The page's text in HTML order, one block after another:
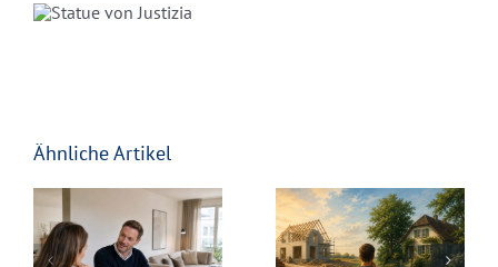
Ähnliche Artikel
Bauen oder
kaufen? So
finden Sie den
Ausland:
Welche